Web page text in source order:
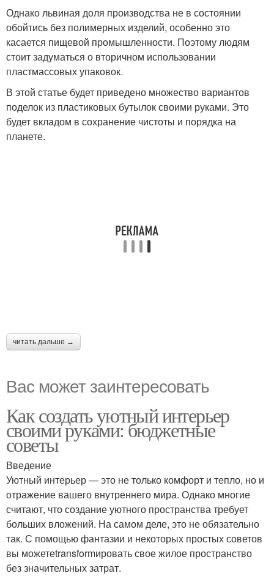
Однако львиная доля производства не в состоянии
обойтись без полимерных изделий, особенно это
касается пищевой промышленности. Поэтому людям
стоит задуматься о вторичном использовании
пластмассовых упаковок.
В этой статье будет приведено множество вариантов
поделок из пластиковых бутылок своими руками. Это
будет вкладом в сохранение чистоты и порядка на
планете.
читать дальше →
Вас может заинтересовать
Как создать уютный интерьер
своими руками: бюджетные
советы
Введение
Уютный интерьер — это не только комфорт и тепло, но и
отражение вашего внутреннего мира. Однако многие
считают, что создание уютного пространства требует
больших вложений. На самом деле, это не обязательно
так. С помощью фантазии и некоторых простых советов
вы можетеtransformировать свое жилое пространство
без значительных затрат.